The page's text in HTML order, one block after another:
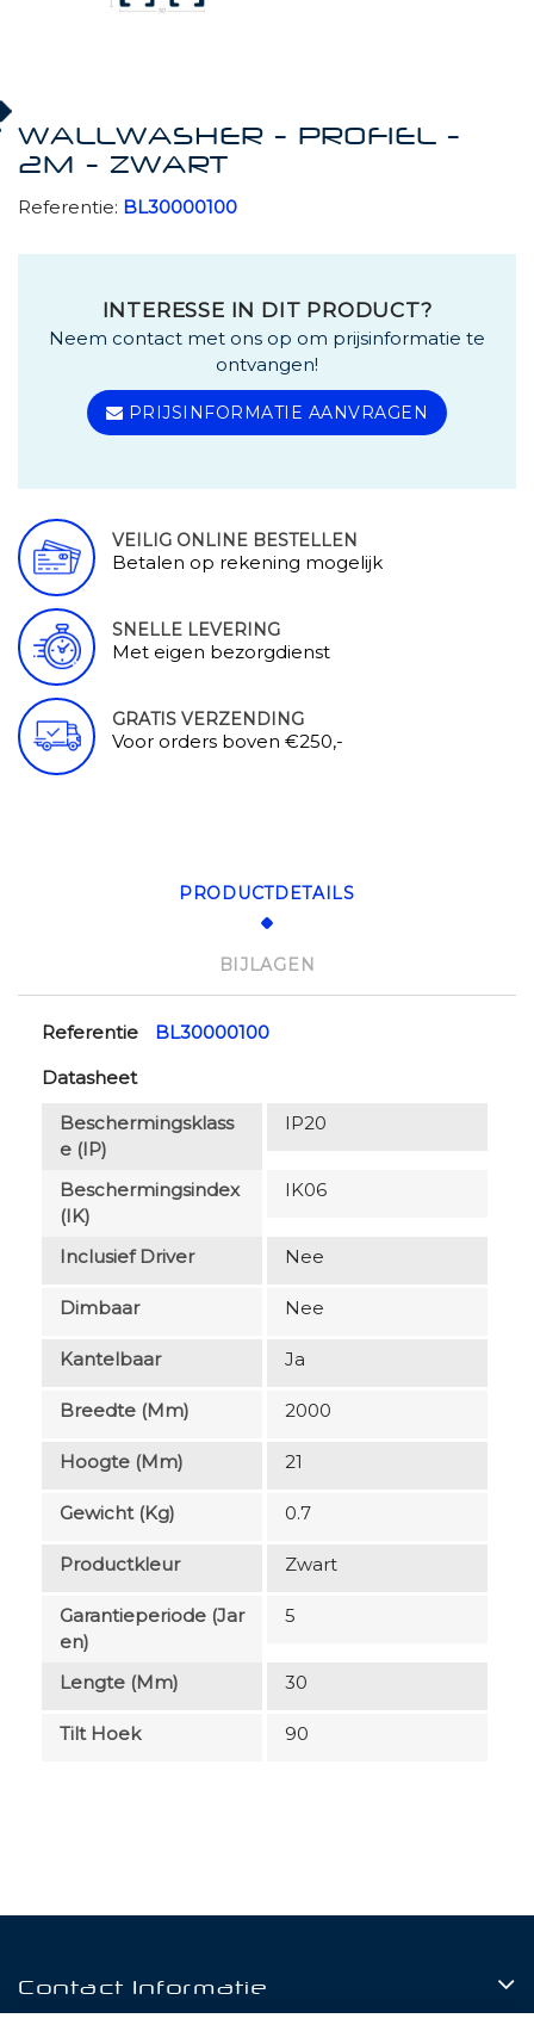
WALLWASHER - PROFIEL -
2M - ZWART
Referentie: BL30000100
INTERESSE IN DIT PRODUCT?
Neem contact met ons op om prijsinformatie te
ontvangen!
PRIJSINFORMATIE AANVRAGEN
VEILIG ONLINE BESTELLEN
Betalen op rekening mogelijk
SNELLE LEVERING
Met eigen bezorgdienst
GRATIS VERZENDING
Voor orders boven €250,-
PRODUCTDETAILS
BIJLAGEN
Referentie
BL30000100
Datasheet
Beschermingsklass
E (IP)
IP20
Beschermingsindex
(IK)
IK06
Inclusief Driver Nee
Dimbaar Nee
Kantelbaar Ja
Breedte (mm) 2000
Hoogte (mm) 21
Gewicht (kg) 0.7
Productkleur Zwart
Garantieperiode (jar
En)
5
Lengte (mm) 30
Tilt Hoek 90
Contact Informatie